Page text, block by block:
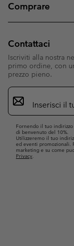
Comprare
Contattaci
Iscriviti alla nostra
primo ordine, con
prezzo pieno.
Iscrizione
e-
mail
Fornendo il tuo
di benvenuto del 10%.
Utilizzeremo il tuo
ed eventi promozionali.
marketing e su come
Privacy.